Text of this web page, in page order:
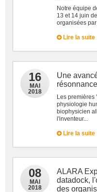
Notre équipe
13 et 14 juin
organisées
Lire la suite
16
MAI
2018
Une
Les premières
physiologie
biophysicien
l'inventeur...
Lire la suite
08
MAI
2018
ALARA
datadock,
des